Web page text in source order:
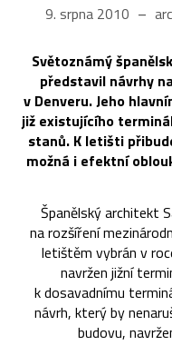
9. srpna 2010
Světoznámý
představil návrhy
v Denveru. Jeho
již existujícího
stanů. K letišti
možná i efektní
Španělský architekt
na rozšíření
letištěm vybrán v
navržen jižní
k dosavadnímu
návrh, který by
budovu,